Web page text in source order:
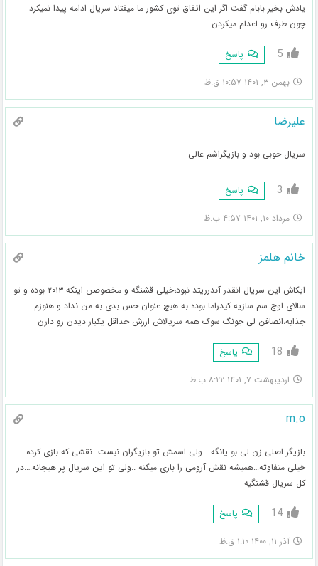
یادش بخیر بابام گفت اگر این اتفاق توی کشور ما میفتاد سریال ادامه پیدا نمیکرد
چون طرف رو اعدام میکردن
5 پاسخ
بهمن ۳, ۱۴۰۱ ۱۰:۵۷ ق.ظ
علیرضا
سریال خوبی بود و بازیگراشم عالی
3 پاسخ
مرداد ۱۰, ۱۴۰۱ ۴:۵۷ ب.ظ
خانم هلمز
ایکاش این سریال انقدر آندرریتد نبود،خیلی قشنگه و مخصوصن اینکه ۲۰۱۳ بوده و تو
سالای اوج سم سازیه کیدراما بوده به هیچ عنوان حس بدی به من نداد و هنوزم
جذابه،انصافن لی جونگ سوک همه سریالاش ارزش حداقل یکبار دیدن رو دارن
18 پاسخ
اردیبهشت ۷, ۱۴۰۱ ۸:۲۲ ب.ظ
m.o
بازیگر اصلی زن لی بو یانگه …ولی اسمش تو بازیگران نیست…نقشی که بازی کرده
خیلی متفاوته…همیشه نقش آرومی را بازی میکنه ..ولی تو این سریال پر هیجانه….در
کل سریال قشنگیه
14 پاسخ
آذر ۱۱, ۱۴۰۰ ۱:۱۰ ق.ظ